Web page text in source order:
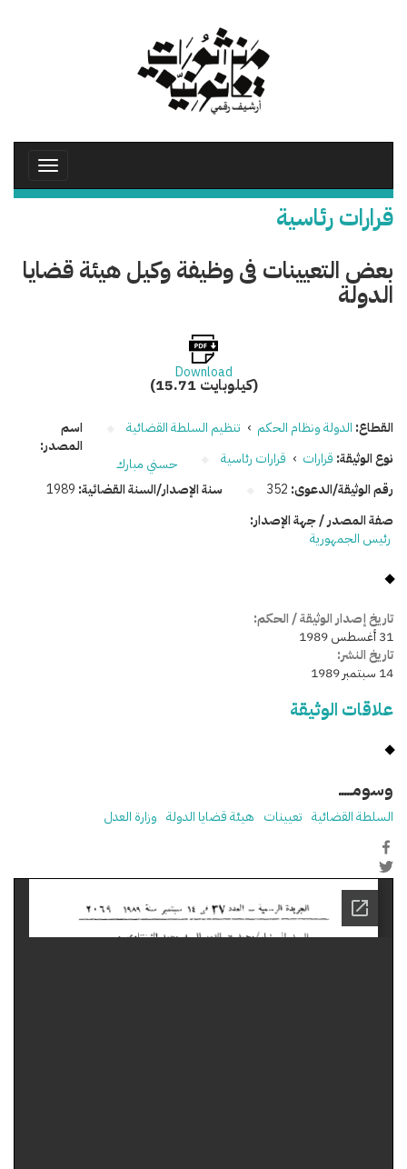
Toggle
قرارات رئاسية
بعض التعيينات فى وظيفة وكيل هيئة قضايا
الدولة
Download
(15.71 كيلوبايت)
القطاع: الدولة ونظام الحكم › تنظيم السلطة القضائية
نوع الوثيقة: قرارات › قرارات رئاسية
رقم الوثيقة/الدعوى: 352 سنة الإصدار/السنة القضائية: 1989
اسم
المصدر:
حسني مبارك
صفة المصدر / جهة الإصدار:
رئيس الجمهورية
تاريخ إصدار الوثيقة / الحكم:
31 أغسطس 1989
تاريخ النشر:
14 سبتمبر 1989
علاقات الوثيقة
وسومـــــ
السلطة القضائية تعيينات هيئة قضايا الدولة وزارة العدل